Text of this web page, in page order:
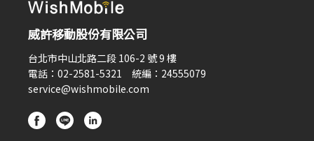
威許移動股份有限公司
台北市中山北路二段 106-2 號 9 樓
電話：02-2581-5321 統編：24555079
service@wishmobile.com